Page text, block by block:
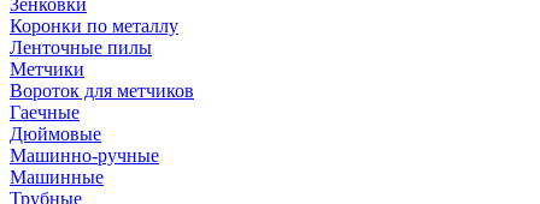
Зенковки
Коронки по металлу
Ленточные пилы
Метчики
Вороток для метчиков
Гаечные
Дюймовые
Машинно-ручные
Машинные
Трубные